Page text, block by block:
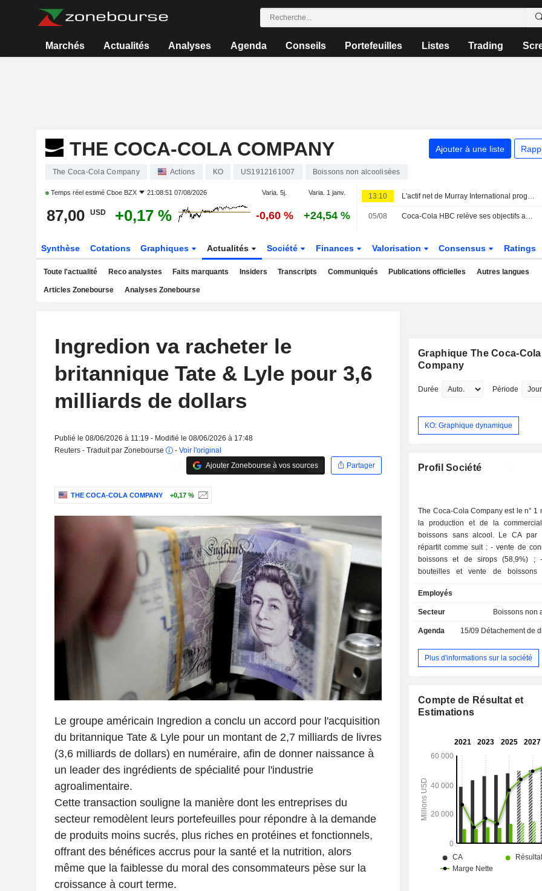
Marchés Actualités Analyses Agenda Conseils Portefeuilles Listes Trading
THE COCA-COLA COMPANY Ajouter à une liste
The Coca-Cola Company Actions KO US1912161007 Boissons non alcoolisées
Temps réel estimé Cboe BZX 21:08:51 07/08/2026 Varia. 5j. Varia. 1 janv.
87,00 USD +0,17 % -0,60 % +24,54 %
13:10 L'actif net de Murray International progresse mais la performance reste en deçà de l'indice de référence
05/08 Coca-Cola HBC relève ses objectifs annuels après une amélioration au premier semestre
Synthèse Cotations Graphiques Actualités Société Finances Valorisation Consensus Ratings
Toute l'actualité Reco analystes Faits marquants Insiders Transcripts Communiqués Publications officielles Autres langues
Articles Zonebourse Analyses Zonebourse
Ingredion va racheter le
britannique Tate & Lyle pour 3,6
milliards de dollars
Publié le 08/06/2026 à 11:19 - Modifié le 08/06/2026 à 17:48
Reuters - Traduit par Zonebourse
- Voir l'original
Ajouter Zonebourse à vos sources
Partager
THE COCA-COLA COMPANY +0,17 %
Le groupe américain Ingredion a conclu un accord pour l'acquisition
du britannique Tate & Lyle pour un montant de 2,7 milliards de livres
(3,6 milliards de dollars) en numéraire, afin de donner naissance à
un leader des ingrédients de spécialité pour l'industrie
agroalimentaire.
Cette transaction souligne la manière dont les entreprises du
secteur remodèlent leurs portefeuilles pour répondre à la demande
de produits moins sucrés, plus riches en protéines et fonctionnels,
offrant des bénéfices accrus pour la santé et la nutrition, alors
même que la faiblesse du moral des consommateurs pèse sur la
croissance à court terme.
Graphique The Coca-Cola
Company
Durée Période
KO: Graphique dynamique
Profil Société
The Coca-Cola Company est le n° 1
la production et de la
boissons sans alcool. Le CA par
répartit comme suit : - vente de concentrés de
boissons et de sirops (58,9%) ; - mise en
bouteilles et vente de boissons
Cola Light, Coca-Cola Zero
Fresca, Schweppes, Sprite et
Ayataka, BODYARMOR, Ciel,
smartwater, glacéau vitaminwater, Gold Peak, I
LOHAS, Powerade et Topo Chico),
Minute Maid, Minute Maid Pulpy et
2024, le groupe dispose de
réalisé à l'international.
Employés
Secteur Boissons non
Agenda 15/09 Détachement de
Plus d'informations sur la société
Compte de Résultat et
Estimations